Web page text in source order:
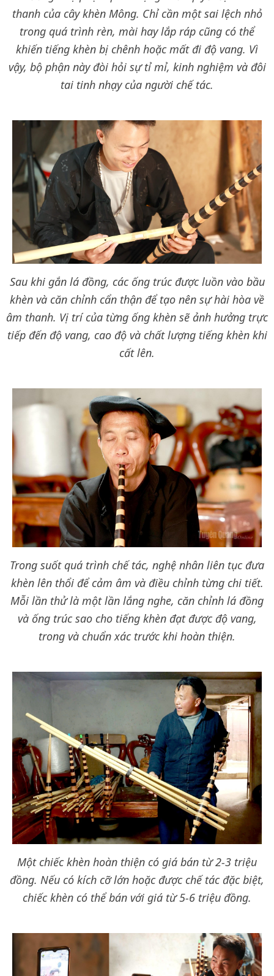
thanh của cây khèn Mông. Chỉ cần một sai lệch nhỏ
trong quá trình rèn, mài hay lắp ráp cũng có thể
khiến tiếng khèn bị chênh hoặc mất đi độ vang. Vì
vậy, bộ phận này đòi hỏi sự tỉ mỉ, kinh nghiệm và đôi
tai tinh nhạy của người chế tác.
Sau khi gắn lá đồng, các ống trúc được luồn vào bầu
khèn và căn chỉnh cẩn thận để tạo nên sự hài hòa về
âm thanh. Vị trí của từng ống khèn sẽ ảnh hưởng trực
tiếp đến độ vang, cao độ và chất lượng tiếng khèn khi
cất lên.
Trong suốt quá trình chế tác, nghệ nhân liên tục đưa
khèn lên thổi để cảm âm và điều chỉnh từng chi tiết.
Mỗi lần thử là một lần lắng nghe, căn chỉnh lá đồng
và ống trúc sao cho tiếng khèn đạt được độ vang,
trong và chuẩn xác trước khi hoàn thiện.
Một chiếc khèn hoàn thiện có giá bán từ 2-3 triệu
đồng. Nếu có kích cỡ lớn hoặc được chế tác đặc biệt,
chiếc khèn có thể bán với giá từ 5-6 triệu đồng.